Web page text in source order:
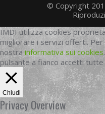
© Copyright
IMDI utilizza cookies
migliorare i servizi offerti.
nostrainformativa sui cookies
pulsante a fianco accetti tutte
Chiudi
Privacy Overview